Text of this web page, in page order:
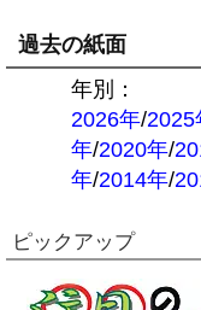
過去の紙面
年別：
2026年/2025
年/2020年/
年/2014年/
ピックアップ